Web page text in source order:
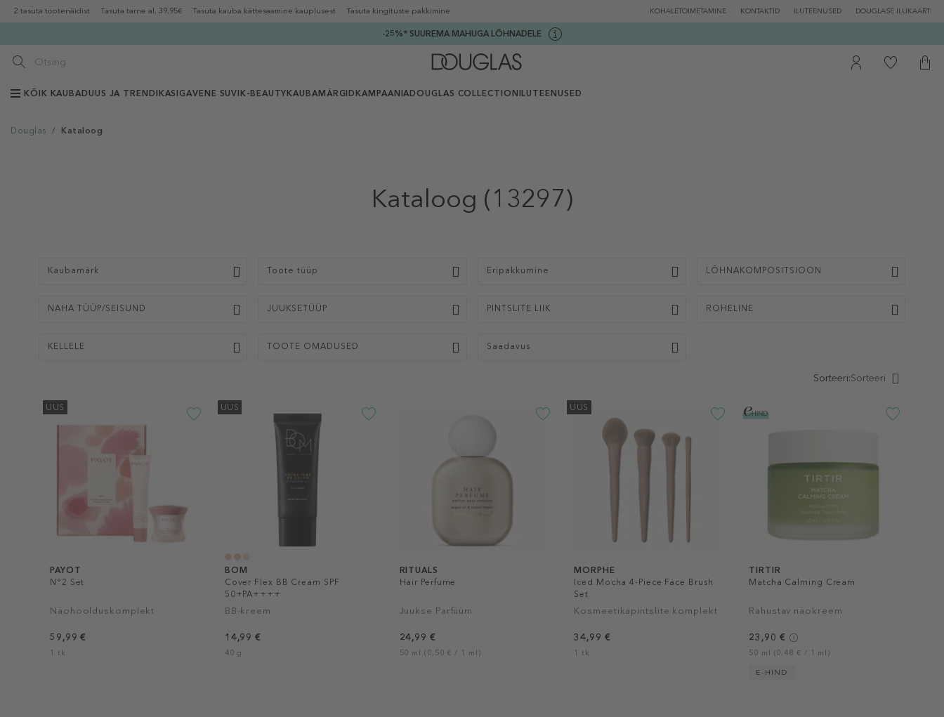
2 tasuta tootenäidist Tasuta tarne al. 39,95€ Tasuta kauba kättesaamine kauplusest Tasuta kingituste pakkimine KOHALETOIMETAMINE KONTAKTID ILUTEENUSED DOUGLASE ILUKAART
-25%* SUUREMA MAHUGA LÕHNADELE
KÕIK KAUBADUUS JA TRENDIKAS IGAVENE SUVI K-BEAUTY KAUBAMÄRGID KAMPAANIADOUGLAS COLLECTION ILUTEENUSED
Douglas / Kataloog
Kataloog (13297)
Kaubamärk Toote tüüp Eripakkumine LÕHNAKOMPOSITSIOON
NAHA TÜÜP/SEISUND JUUKSETÜÜP PINTSLITE LIIK ROHELINE
KELLELE TOOTE OMADUSED Saadavus
Sorteeri:Sorteeri
UUS
PAYOT
N°2 Set
Näohoolduskomplekt
59,99 €
1 tk
UUS
BOM
Cover Flex BB Cream SPF
50+PA++++
BB-kreem
14,99 €
40 g
RITUALS
Hair Perfume
Juukse Parfüüm
24,99 €
50 ml (0,50 € / 1 ml)
UUS
MORPHE
Iced Mocha 4-Piece Face Brush
Set
Kosmeetikapintslite komplekt
34,99 €
1 tk
TIRTIR
Matcha Calming Cream
Rahustav näokreem
23,90 €
50 ml (0,48 € / 1 ml)
E-HIND